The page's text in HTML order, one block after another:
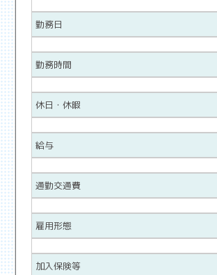
勤務日
勤務時間
休日・休暇
給与
通勤交通費
雇用形態
加入保険等